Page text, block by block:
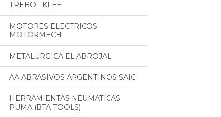
TREBOL KLEE
MOTORES ELECTRICOS
MOTORMECH
METALURGICA EL ABROJAL
AA ABRASIVOS ARGENTINOS SAIC
HERRAMIENTAS NEUMATICAS
PUMA (BTA TOOLS)